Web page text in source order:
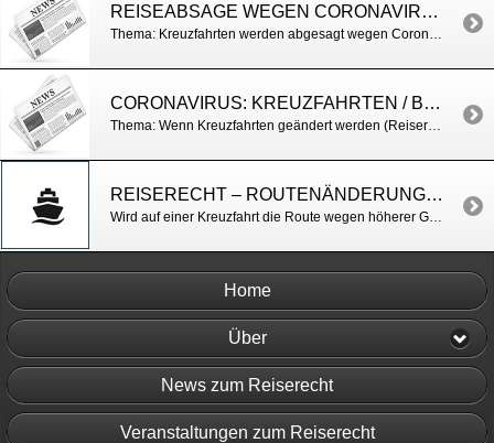
REISEABSAGE WEGEN CORONAVIRUS / TOURISTIK AKTUELL
Thema: Kreuzfahrten werden abgesagt wegen Coronavirus https://www.touristik-aktuell.de/nachrichten/kreuzfahrten/news/datum/2020/02/17/coronavirus-kundenrecht-bei-kreuzfahrtabsage/?type=98&cHash=b31e89c827f59bd37df3a4d0417b96b8
CORONAVIRUS: KREUZFAHRTEN / BILD
Thema: Wenn Kreuzfahrten geändert werden (Reiserecht) https://www.bild.de/bild-plus/reise/kreuzfahrten/kreuzfahrten/reiserechtler-coronavirus-das-ist-ihr-recht-auf-einem-schiff-68595298,view=conversionToLogin.bild.html
REISERECHT – ROUTENÄNDERUNG WEGEN HÖHERER GEWALT (KREUZFAHRT)
Wird auf einer Kreuzfahrt die Route wegen höherer Gewalt (Sicherheit, Wetter u.a.) geändert, steht dem Reisekunden dennoch ein Preisminderungsanspruch gegen den Reiseveranstalter zu. Der Minderungsanspruch ist verschudensunabhängig und greift selbst bei höherer Gewalt ein. AG Hamburg v. 25.01.17, Az. 17a C 343/16
Home
Über
News zum Reiserecht
Veranstaltungen zum Reiserecht